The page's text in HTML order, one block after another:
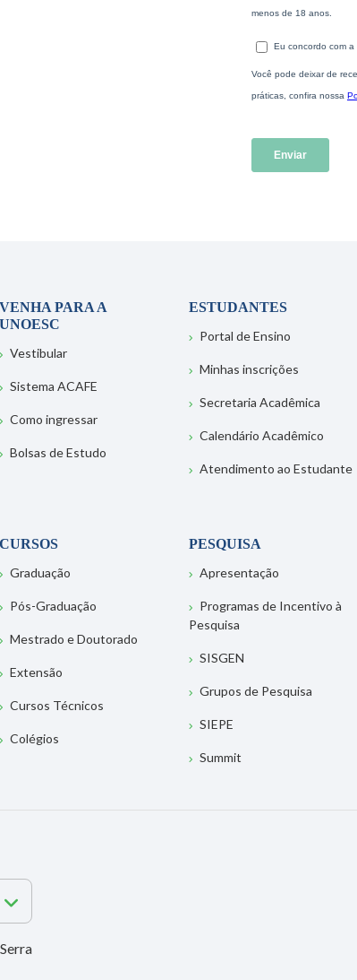
VENHA PARA A
UNOESC
Vestibular
Sistema ACAFE
Como ingressar
Bolsas de Estudo
ESTUDANTES
Portal de Ensino
Minhas inscrições
Secretaria Acadêmica
Calendário Acadêmico
Atendimento ao Estudante
CURSOS
Graduação
Pós-Graduação
Mestrado e Doutorado
Extensão
Cursos Técnicos
Colégios
PESQUISA
Apresentação
Programas de Incentivo à
Pesquisa
SISGEN
Grupos de Pesquisa
SIEPE
Summit